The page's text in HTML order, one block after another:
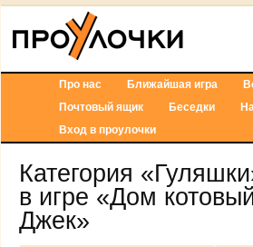
Про нас Ближайшая игра
Почтовый ящик
Беседки
Вход в проулочки
Категория
в игре «Дом
Джек»